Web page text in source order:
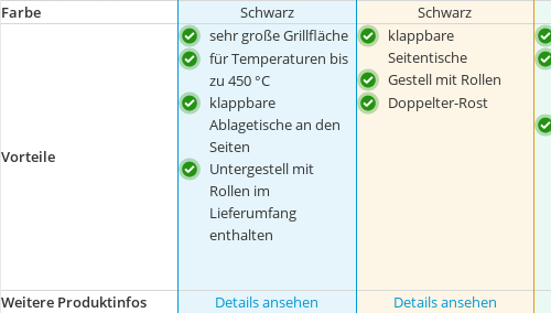
Farbe
Schwarz Schwarz
Vorteile
sehr große Grillfläche
für Temperaturen bis
zu 450 °C
klappbare
Ablagetische an den
Seiten
Untergestell mit
Rollen im
Lieferumfang
enthalten
klappbare
Seitentische
Gestell mit Rollen
Doppelter-Rost
Weitere Produktinfos Details ansehen Details ansehen